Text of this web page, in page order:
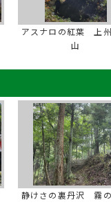
アスナロの紅葉 上
山
静けさの裏丹沢 霧